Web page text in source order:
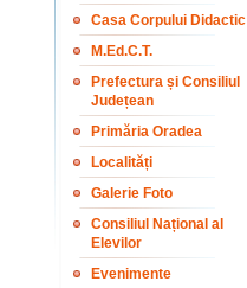
Casa Corpului Didactic
M.Ed.C.T.
Prefectura și Consiliul
Județean
Primăria Oradea
Localități
Galerie Foto
Consiliul Național al
Elevilor
Evenimente